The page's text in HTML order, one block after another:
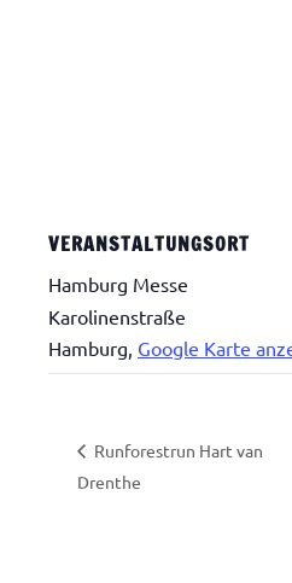
VERANSTALTUNGSORT
Hamburg Messe
Karolinenstraße
Hamburg, Google Karte
Runforestrun Hart van
Drenthe